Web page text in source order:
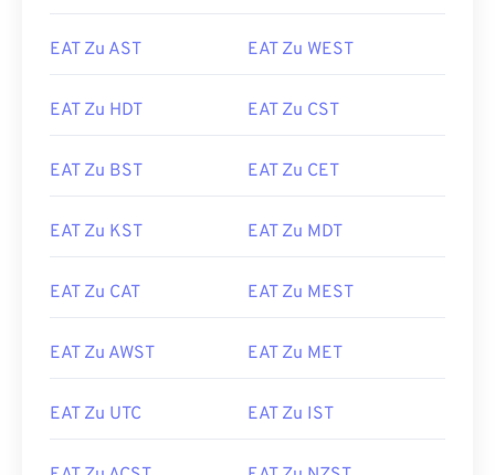
EAT Zu AST EAT Zu WEST
EAT Zu HDT EAT Zu CST
EAT Zu BST EAT Zu CET
EAT Zu KST EAT Zu MDT
EAT Zu CAT EAT Zu MEST
EAT Zu AWST EAT Zu MET
EAT Zu UTC EAT Zu IST